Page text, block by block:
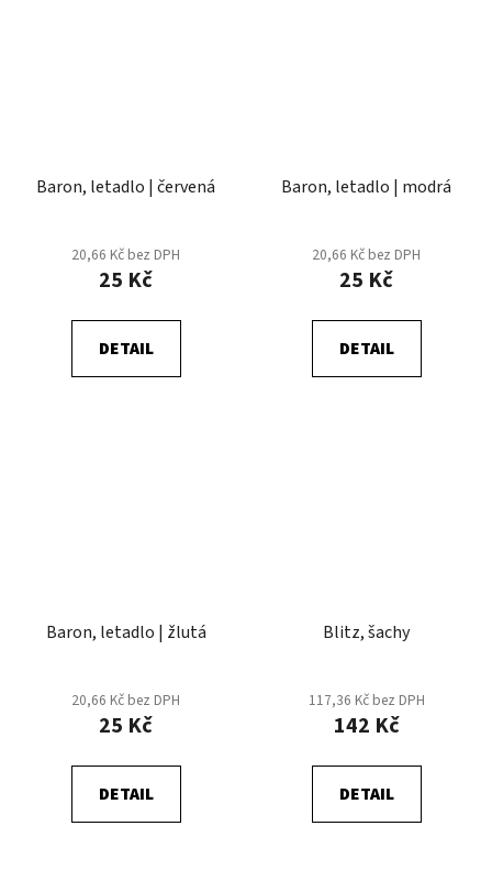
Baron, letadlo | červená
20,66 Kč bez DPH
25 Kč
DETAIL
Baron, letadlo | modrá
20,66 Kč bez DPH
25 Kč
DETAIL
Baron, letadlo | žlutá
20,66 Kč bez DPH
25 Kč
DETAIL
Blitz, šachy
117,36 Kč bez DPH
142 Kč
DETAIL